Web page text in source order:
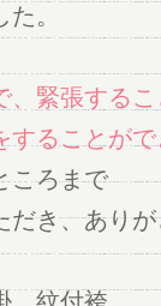
。
、緊張する
することが
ころまで
だき、あり